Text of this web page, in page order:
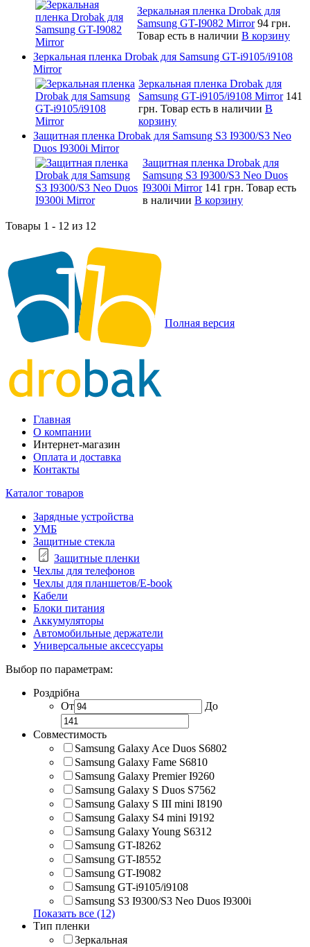
Зеркальная пленка Drobak для
Samsung GT-I9082 Mirror 94 грн.
Товар есть в наличии В корзину
Зеркальная пленка Drobak для Samsung GT-i9105/i9108
Mirror
Зеркальная пленка Drobak для
Samsung GT-i9105/i9108 Mirror 141
грн. Товар есть в наличии В
корзину
Защитная пленка Drobak для Samsung S3 I9300/S3 Neo
Duos I9300i Mirror
Защитная пленка Drobak для
Samsung S3 I9300/S3 Neo Duos
I9300i Mirror 141 грн. Товар есть
в наличии В корзину
Товары 1 - 12 из 12
Полная версия
Главная
О компании
Интернет-магазин
Оплата и доставка
Контакты
Каталог товаров
Зарядные устройства
УМБ
Защитные стекла
Защитные пленки
Чехлы для телефонов
Чехлы для планшетов/E-book
Кабели
Блоки питания
Аккумуляторы
Автомобильные держатели
Универсальные аксессуары
Выбор по параметрам:
Роздрібна
От
До
Совместимость
Samsung Galaxy Ace Duos S6802
Samsung Galaxy Fame S6810
Samsung Galaxy Premier I9260
Samsung Galaxy S Duos S7562
Samsung Galaxy S III mini I8190
Samsung Galaxy S4 mini I9192
Samsung Galaxy Young S6312
Samsung GT-I8262
Samsung GT-I8552
Samsung GT-I9082
Samsung GT-i9105/i9108
Samsung S3 I9300/S3 Neo Duos I9300i
Показать все (12)
Тип пленки
Зеркальная